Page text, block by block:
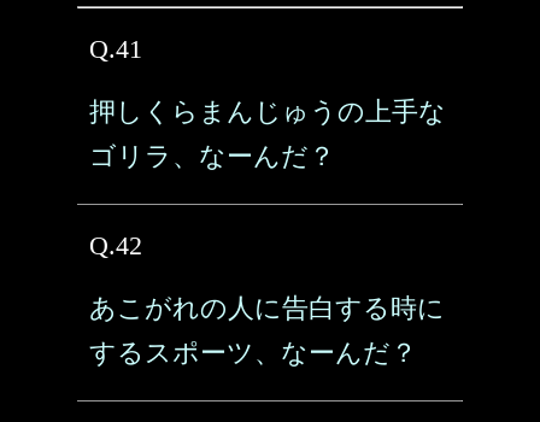
Q.41
押しくらまんじゅうの上手な
ゴリラ、なーんだ？
Q.42
あこがれの人に告白する時に
するスポーツ、なーんだ？